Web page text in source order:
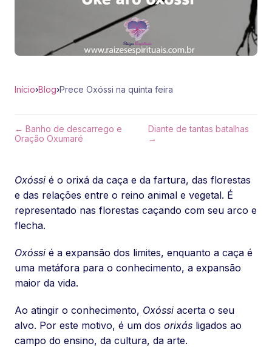
Início›Blog›Prece Oxóssi na quinta feira
← Banho de descarrego e
Oração Oxumaré
Diante de tantas batalhas
→
Oxóssi é o orixá da caça e da fartura, das florestas
e das relações entre o reino animal e vegetal. É
representado nas florestas caçando com seu arco e
flecha.
Oxóssi é a expansão dos limites, enquanto a caça é
uma metáfora para o conhecimento, a expansão
maior da vida.
Ao atingir o conhecimento, Oxóssi acerta o seu
alvo. Por este motivo, é um dos orixás ligados ao
campo do ensino, da cultura, da arte.